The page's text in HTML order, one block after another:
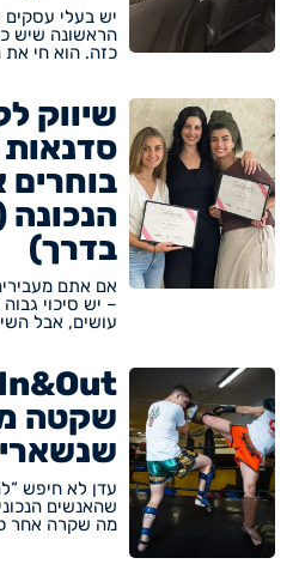
יש בעלי
הראשונה שיש
כזה. הוא חי
שיווק
סדנאות
הנכונה
בדרך)
אם אתם
– יש סיכוי
עושים, אבל
שקטה
עדן לא חיפש
שהאנשים
מה שקרה אחר